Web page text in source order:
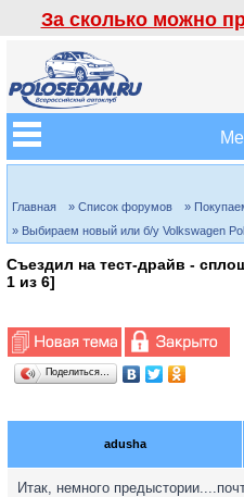
За сколько можно
Главная » Список форумов
»
» Выбираем новый или б/у Volkswagen
Съездил на тест-драйв -
1 из 6]
Поделиться…
adusha
Итак, немного